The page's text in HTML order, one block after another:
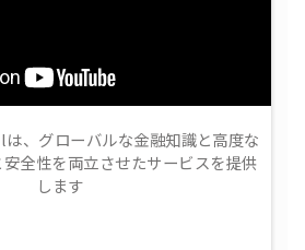
、グローバルな金融知識と高度な
全性を両立させたサービスを提供
します